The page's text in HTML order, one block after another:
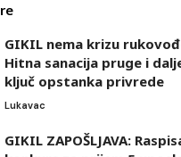
GIKIL nema krizu
Hitna sanacija pruge i
ključ opstanka privrede
Lukavac
GIKIL ZAPOŠLJAVA: